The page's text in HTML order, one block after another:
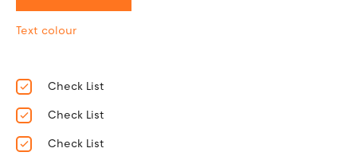
Text colour
Check List
Check List
Check List